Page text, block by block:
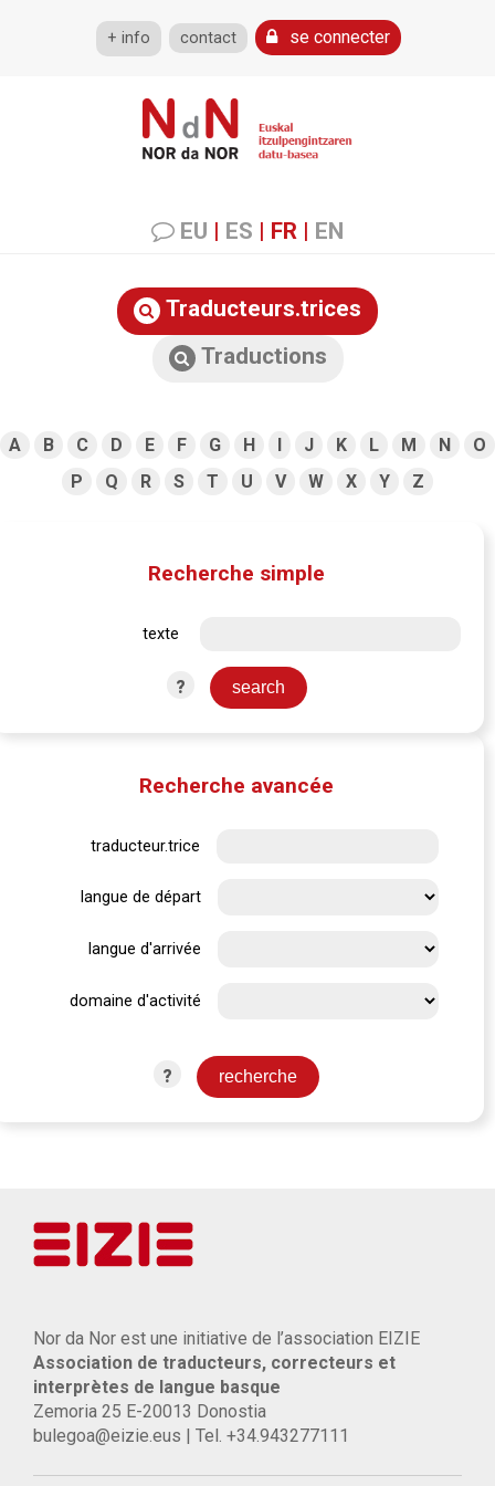
+ info contact se connecter
EU | ES | FR | EN
Traducteurs.trices
Traductions
A B C D E F G H I J K L M N
O
P
Q R S T U V W X Y Z
Recherche simple
texte
?
Recherche avancée
traducteur.trice
langue de départ
langue d'arrivée
domaine d'activité
?
Nor da Nor est une initiative de l’association EIZIE
Association de traducteurs, correcteurs et
interprètes de langue basque
Zemoria 25 E-20013 Donostia
bulegoa@eizie.eus | Tel. +34.943277111